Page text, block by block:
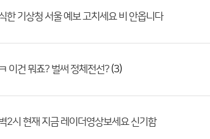
한 기상청 서울 예보 고치세요 비 안옵니다
이건 뭐죠? 벌써 정체전선? (3)
2시 현재 지금 레이더영상보세요 신기함